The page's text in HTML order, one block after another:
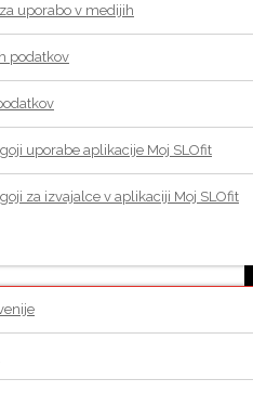
uporabo v medijih
podatkov
uporabe aplikacije Moj SLOfit
za izvajalce v aplikaciji Moj SLOfit